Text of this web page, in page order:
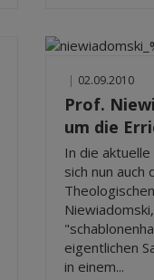
| 02.09.2010
Prof.
um die
In die
sich nun
eigentlichen
in einem...